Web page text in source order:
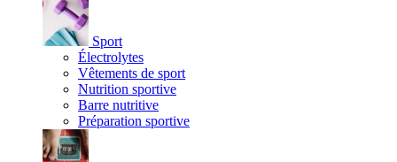
Sport
Électrolytes
Vêtements de sport
Nutrition sportive
Barre nutritive
Préparation sportive